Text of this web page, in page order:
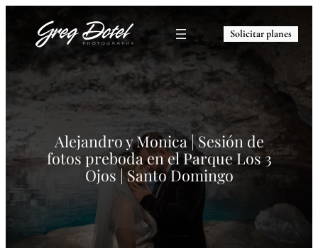
Solicitar planes
Alejandro y Monica | Sesión de
fotos preboda en el Parque Los 3
Ojos | Santo Domingo